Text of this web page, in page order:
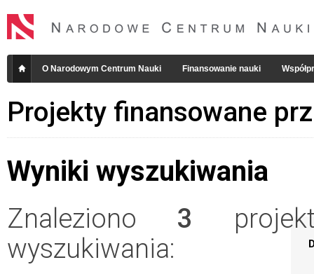
O Narodowym Centrum Nauki Finansowanie nauki
Projekty finansowane
Wyniki wyszukiwania
Znaleziono 3
wyszukiwania: